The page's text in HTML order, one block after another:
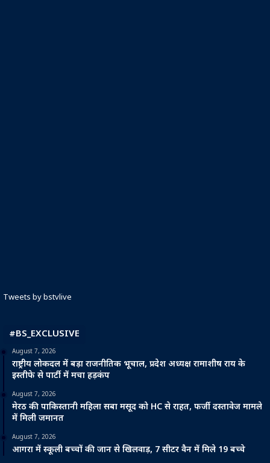
Tweets by bstvlive
#BS_EXCLUSIVE
August 7, 2026
राष्ट्रीय लोकदल में बड़ा राजनीतिक भूचाल, प्रदेश अध्यक्ष रामाशीष राय के
इस्तीफे से पार्टी में मचा हड़कंप
August 7, 2026
मेरठ की पाकिस्तानी महिला सबा मसूद को HC से राहत, फर्जी दस्तावेज मामले
में मिली जमानत
August 7, 2026
आगरा में स्कूली बच्चों की जान से खिलवाड़, 7 सीटर वैन में मिले 19 बच्चे